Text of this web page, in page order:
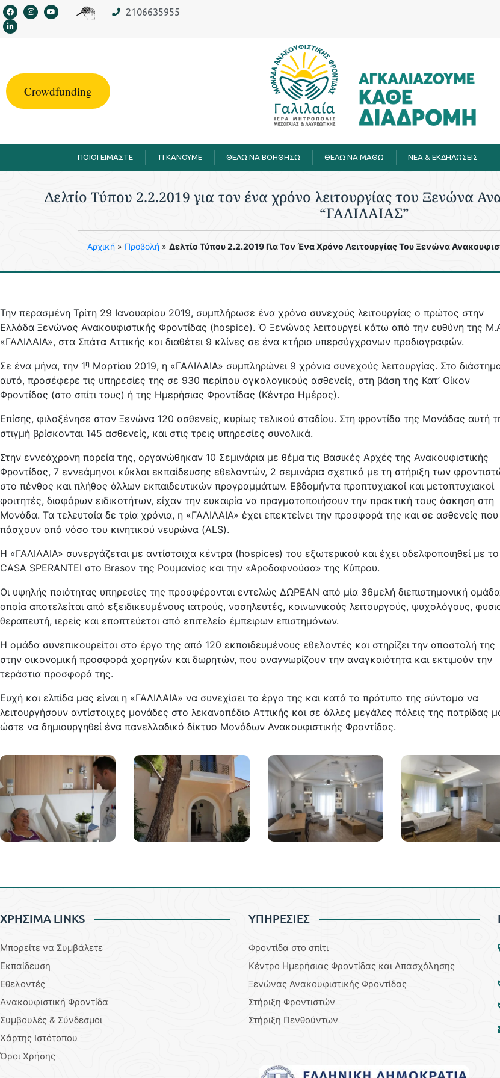
περιεχόμενο
2106635955
Crowdfunding
ΠΟΙΟΙ ΕΙΜΑΣΤΕ TI KANOYME ΘΕΛΩ ΝΑ ΒΟΗΘΗΣΩ ΘΕΛΩ ΝΑ ΜΑΘΩ ΝΕΑ & ΕΚΔΗΛΩΣΕΙΣ
Δελτίο Τύπου 2.2.2019 για τον ένα χρόνο λειτουργίας του Ξενώνα
“ΓΑΛΙΛΑΙΑΣ”
Aρχική» Προβολή» Δελτίο Τύπου 2.2.2019 Για Τον Ένα Χρόνο Λειτουργίας Του Ξενώνα
Την περασμένη Τρίτη 29 Ιανουαρίου 2019, συμπλήρωσε ένα χρόνο συνεχούς λειτουργίας ο πρώτος στην
Ελλάδα Ξενώ­νας Ανακουφιστικής Φροντίδας (hospice). Ὁ Ξενώνας λειτουργεί κάτω από την ευθύνη της
«ΓΑΛΙΛΑΙΑ», στα Σπάτα Αττικής και διαθέτει 9 κλίνες σε ένα κτήριο υπερσύγχρονων προδιαγραφών.
Σε ένα μήνα, την 1η Μαρτίου 2019, η «ΓΑΛΙΛΑΙΑ» συμπληρώνει 9 χρόνια συνεχούς λειτουργίας. Στο
αυτό, προσέφερε τις υπηρεσίες της σε 930 περίπου ογκολογικούς ασθενείς, στη βάση της Κατ’ Οίκον
Φροντίδας (στο σπίτι τους) ή της Ημερήσιας Φροντίδας (Κέντρο Ημέρας).
Επίσης, φιλοξένησε στον Ξενώνα 120 ασθενείς, κυρίως τελικού σταδίου. Στη φροντίδα της Μονάδας αυτή
στιγμή βρίσκονται 145 ασθενείς, και στις τρεις υπηρεσίες συνολικά.
Στην εννεάχρονη πορεία της, οργανώθηκαν 10 Σεμινάρια με θέμα τις Βασικές Αρχές της Ανακουφιστικής
Φροντίδας, 7 εννεάμηνοι κύκλοι εκπαίδευσης εθελοντών, 2 σεμινάρια σχετικά με τη στήριξη των
στο πένθος και πλήθος άλλων εκπαιδευτικών προγραμμάτων. Εβδομήντα προπτυχιακοί και μεταπτυχιακοί
φοιτητές, διαφόρων ειδικοτήτων, είχαν την ευκαιρία να πραγματοποιήσουν την πρακτική τους άσκηση στη
Μονάδα. Τα τελευταία δε τρία χρόνια, η «ΓΑΛΙΛΑΙΑ» έχει επεκτείνει την προσφορά της και σε ασθενείς που
πάσχουν από νόσο του κινητικού νευρώνα (ALS).
Η «ΓΑΛΙΛΑΙΑ» συνεργάζεται με αντίστοιχα κέντρα (hospices) του εξωτε­ρικού και έχει αδελφοποιηθεί με το
CASA SPERANTEI στο Brasov της Ρουμανίας και την «Αροδαφνούσα» της Κύπρου.
Οι υψηλής ποιότητας υπηρεσίες της προσφέρονται εντελώς ΔΩΡΕΑΝ από μία 36μελή διεπι­στημονική
οποία αποτελείται από εξειδι­κευ­μένους ιατρούς, νοση­λευτές, κοινωνικούς λειτουργούς, ψυχολόγους,
θεραπευτή, ιερείς και εποπτεύεται από επιτελείο έμπειρων επιστη­μόνων.
Η ομάδα συνεπικουρείται στο έργο της από 120 εκπαιδευμένους εθελοντές και στηρίζει την αποστολή της
στην οικονομική προσφορά χορηγών και δωρητών, που αναγνωρίζουν την αναγκαιότητα και εκτιμούν την
τεράστια προσφορά της.
Ευχή και ελπίδα μας είναι η «ΓΑΛΙΛΑΙΑ» να συνεχίσει το έργο της και κατά το πρότυπο της σύντομα να
λειτουργήσουν αντίστοιχες μονάδες στο λεκανοπέδιο Αττικής και σε άλλες μεγάλες πόλεις της πατρίδας
ώστε να δημιουργηθεί ένα πανελλαδικό δίκτυο Μονάδων Ανακουφιστικής Φροντίδας.
ΧΡΗΣΙΜΑ LINKS
Μπορείτε να Συμβάλετε
Εκπαίδευση
Εθελοντές
Aνακουφιστική Φροντίδα
Συμβουλές & Σύνδεσμοι
Χάρτης Ιστότοπου
Όροι Χρήσης
YΠΗΡΕΣΙΕΣ
Φροντίδα στο σπίτι
Κέντρο Ημερήσιας Φροντίδας και Απασχόλησης
Ξενώνας Ανακουφιστικής Φροντίδας
Στήριξη Φροντιστών
Στήριξη Πενθούντων